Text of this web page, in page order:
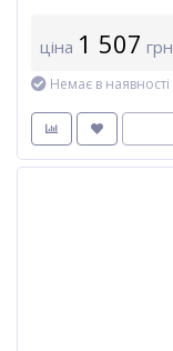
ціна 1 507 грн
Немає в наявності